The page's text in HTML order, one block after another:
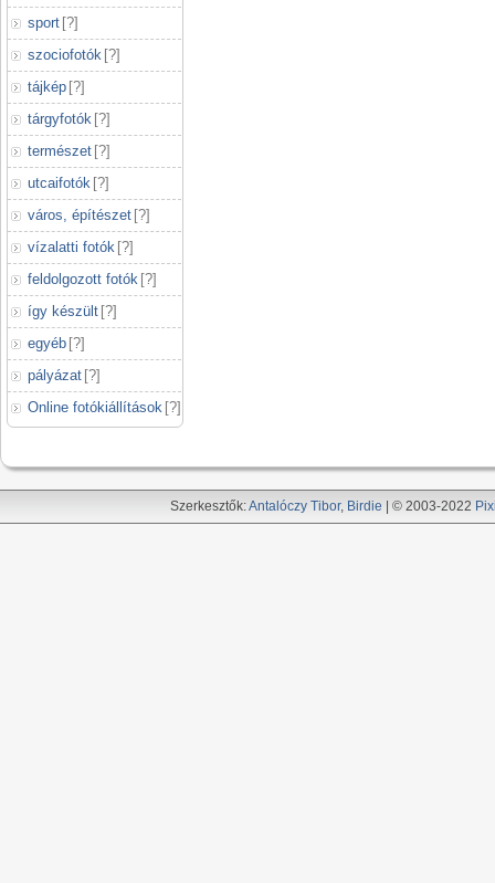
sport [?]
szociofotók [?]
tájkép [?]
tárgyfotók [?]
természet [?]
utcaifotók [?]
város, építészet [?]
vízalatti fotók [?]
feldolgozott fotók [?]
így készült [?]
egyéb [?]
pályázat [?]
Online fotókiállítások [?]
Szerkesztők:Antalóczy Tibor, Birdie | © 2003-2022